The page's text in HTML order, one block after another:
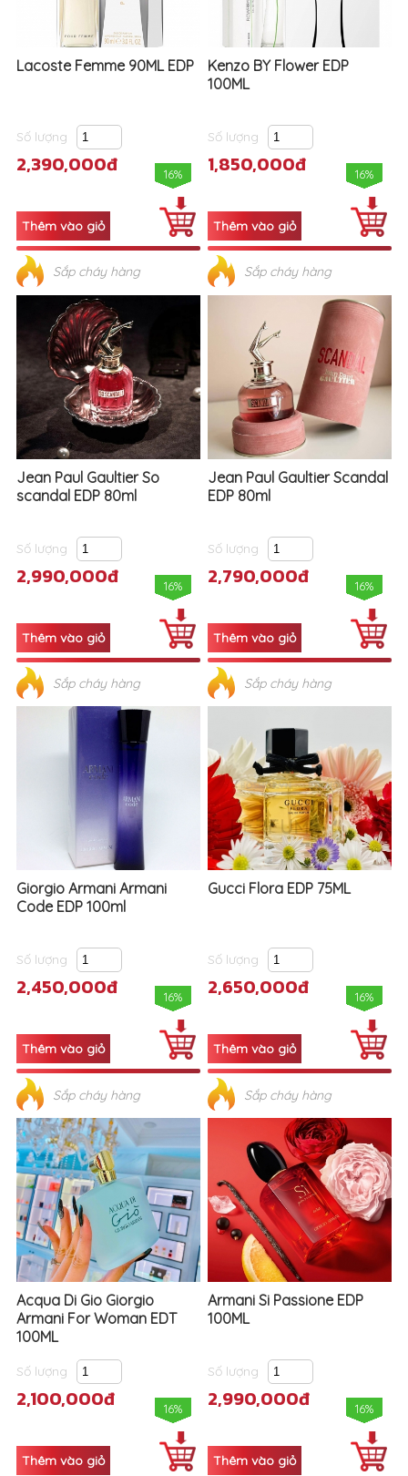
Số lượng
2,390,000đ
Sắp cháy hàng
Số lượng
1,850,000đ
Sắp cháy hàng
Jean Paul Gaultier So
scandal EDP 80ml
Số lượng
2,990,000đ
Sắp cháy hàng
Jean Paul Gaultier Scandal
EDP 80ml
Số lượng
2,790,000đ
Sắp cháy hàng
Giorgio Armani Armani
Code EDP 100ml
2,450,000đ
Sắp cháy hàng
Gucci Flora EDP 75ML
Số lượng
2,650,000đ
Sắp cháy hàng
Acqua Di Gio Giorgio
Armani For Woman EDT
100ML
Số lượng
2,100,000đ 16%
Sắp cháy hàng
Armani Si Passione EDP
100ML
Số lượng
2,990,000đ
Sắp cháy hàng